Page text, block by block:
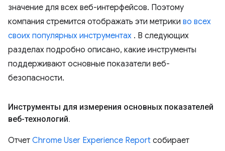
значение для всех веб-интерфейсов. Поэтому
компания стремится отображать эти метрики во всех
своих популярных инструментах . В следующих
разделах подробно описано, какие инструменты
поддерживают основные показатели веб-
безопасности.
Инструменты для измерения основных показателей
веб-технологий.
Отчет Chrome User Experience Report собирает